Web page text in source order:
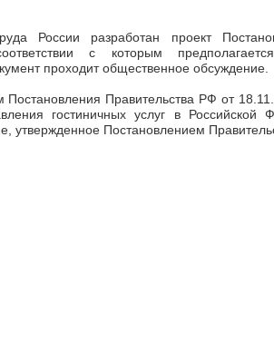
России разработан проект
с которым
проходит общественное обсуждение.
Постановления Правительства РФ от
гостиничных услуг в Российской
утвержденное Постановлением